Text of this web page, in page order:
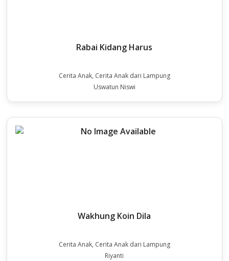
Rabai Kidang Harus
Cerita Anak, Cerita Anak dari Lampung
Uswatun Niswi
Wakhung Koin Dila
Cerita Anak, Cerita Anak dari Lampung
Riyanti